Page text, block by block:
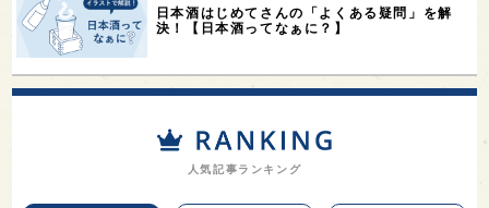
日本酒はじめてさんの「よくある疑問」を解
決！【日本酒ってなぁに？】
人気記事ランキング